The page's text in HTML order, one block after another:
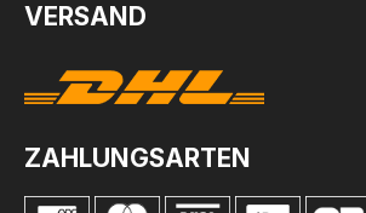
VERSAND
ZAHLUNGSARTEN